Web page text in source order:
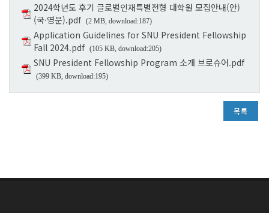
2024학년도 후기 글로벌인재특별전형 대학원 모집안내(안)
(국·영문).pdf (2 MB, download:187)
Application Guidelines for SNU President Fellowship
Fall 2024.pdf (105 KB, download:205)
SNU President Fellowship Program 소개 브로슈어.pdf
(399 KB, download:195)
목록